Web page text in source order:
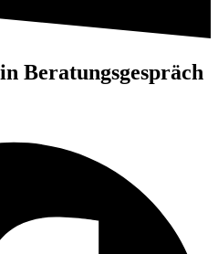
Beratungsgespräch